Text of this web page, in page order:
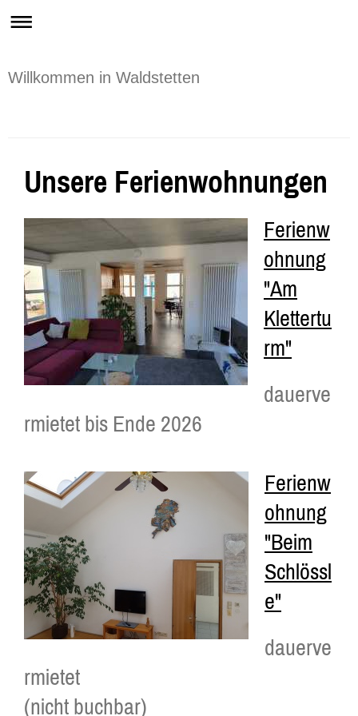
Willkommen in Waldstetten
Unsere Ferienwohnungen
Ferienw
ohnung
"Am
Klettertu
rm"
dauerve
rmietet bis Ende 2026
Ferienw
ohnung
"Beim
Schlössl
e"
dauerve
rmietet
(nicht buchbar)